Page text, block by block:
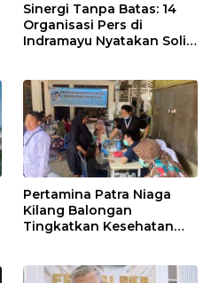
Sinergi Tanpa Batas: 14
Organisasi Pers di
Indramayu Nyatakan Solid
Pertamina Patra Niaga
Kilang Balongan
Tingkatkan Kesehatan
Rutin dan Edukasi